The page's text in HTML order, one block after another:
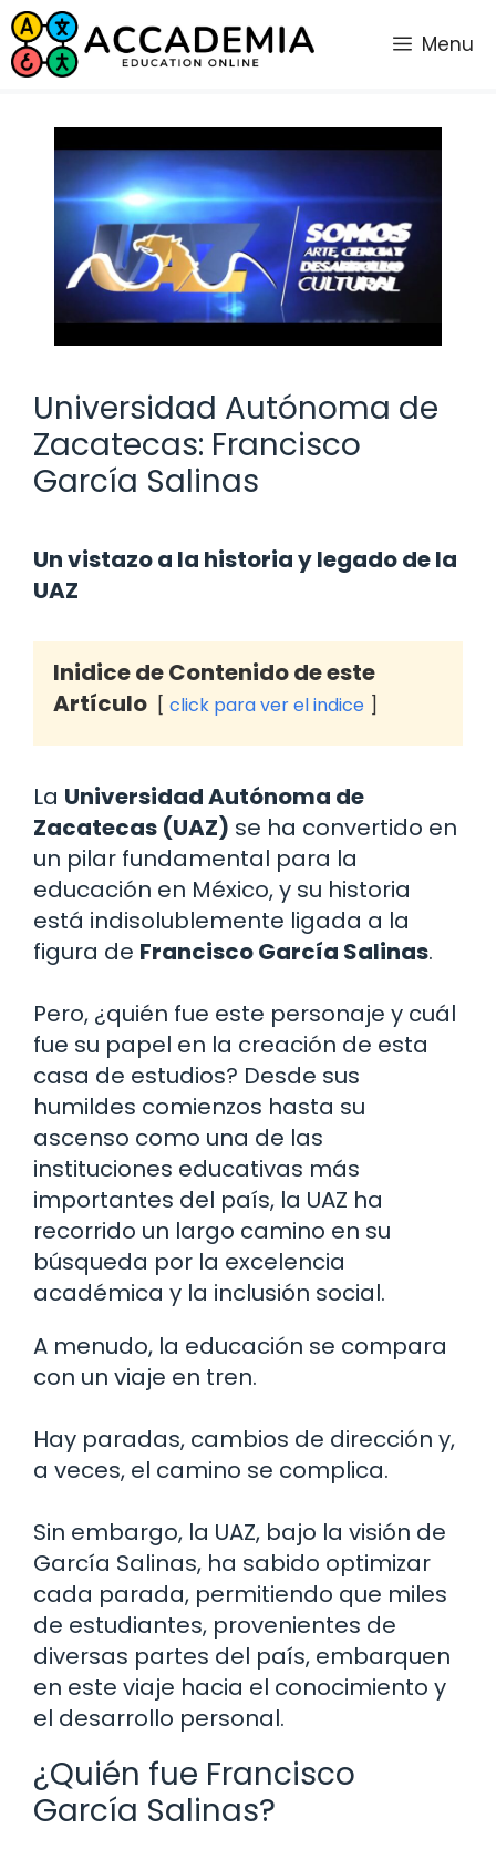
Saltar
al
contenido
Menu
Universidad Autónoma de
Zacatecas: Francisco
García Salinas
Un vistazo a la historia y legado de la
UAZ
Inidice de Contenido de este
Artículo
click para ver el indice
La Universidad Autónoma de
Zacatecas (UAZ) se ha convertido en
un pilar fundamental para la
educación en México, y su historia
está indisolublemente ligada a la
figura de Francisco García Salinas.
Pero, ¿quién fue este personaje y cuál
fue su papel en la creación de esta
casa de estudios? Desde sus
humildes comienzos hasta su
ascenso como una de las
instituciones educativas más
importantes del país, la UAZ ha
recorrido un largo camino en su
búsqueda por la excelencia
académica y la inclusión social.
A menudo, la educación se compara
con un viaje en tren.
Hay paradas, cambios de dirección y,
a veces, el camino se complica.
Sin embargo, la UAZ, bajo la visión de
García Salinas, ha sabido optimizar
cada parada, permitiendo que miles
de estudiantes, provenientes de
diversas partes del país, embarquen
en este viaje hacia el conocimiento y
el desarrollo personal.
¿Quién fue Francisco
García Salinas?